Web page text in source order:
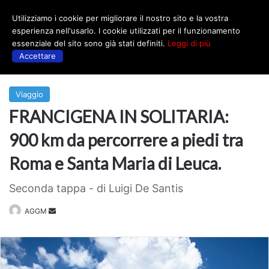
Viaggio
FRANCIGENA IN SOLITARIA:
900 km da percorrere a piedi tra
Roma e Santa Maria di Leuca.
Seconda tappa - di Luigi De Santis
AGGM
Invia
Utilizziamo i cookie per migliorare il nostro sito e la vostra
esperienza nell'usarlo. I cookie utilizzati per il funzionamento
essenziale del sito sono già stati definiti. Leggi di più
Accettare